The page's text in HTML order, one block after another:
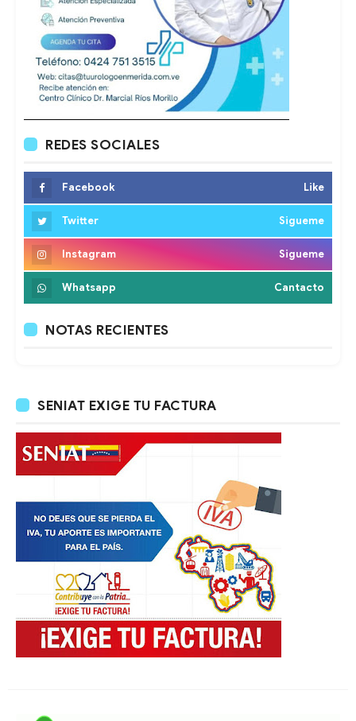
REDES SOCIALES
Facebook Like
Twitter Sigueme
Instagram Sigueme
Whatsapp Cantacto
NOTAS RECIENTES
SENIAT EXIGE TU FACTURA